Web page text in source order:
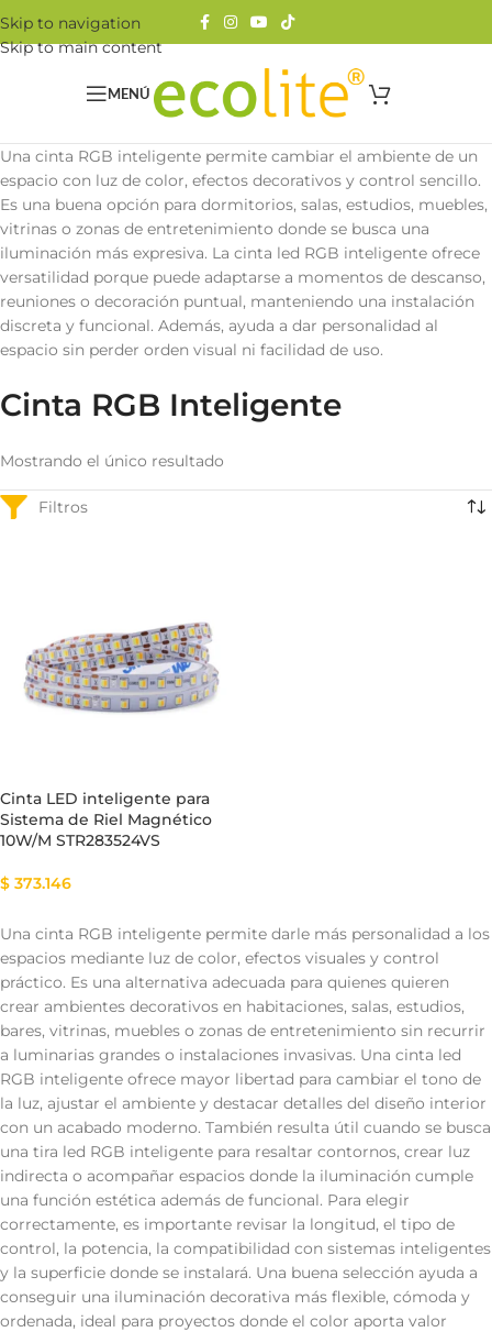
Skip to navigation
Skip to main content
MENÚ
Una cinta RGB inteligente permite cambiar el ambiente de un
espacio con luz de color, efectos decorativos y control sencillo.
Es una buena opción para dormitorios, salas, estudios, muebles,
vitrinas o zonas de entretenimiento donde se busca una
iluminación más expresiva. La cinta led RGB inteligente ofrece
versatilidad porque puede adaptarse a momentos de descanso,
reuniones o decoración puntual, manteniendo una instalación
discreta y funcional. Además, ayuda a dar personalidad al
espacio sin perder orden visual ni facilidad de uso.
Cinta RGB Inteligente
Mostrando el único resultado
Cinta LED inteligente para
Sistema de Riel Magnético
10W/M STR283524VS
$ 373.146
Una cinta RGB inteligente permite darle más personalidad a los
espacios mediante luz de color, efectos visuales y control
práctico. Es una alternativa adecuada para quienes quieren
crear ambientes decorativos en habitaciones, salas, estudios,
bares, vitrinas, muebles o zonas de entretenimiento sin recurrir
a luminarias grandes o instalaciones invasivas. Una cinta led
RGB inteligente ofrece mayor libertad para cambiar el tono de
la luz, ajustar el ambiente y destacar detalles del diseño interior
con un acabado moderno. También resulta útil cuando se busca
una tira led RGB inteligente para resaltar contornos, crear luz
indirecta o acompañar espacios donde la iluminación cumple
una función estética además de funcional. Para elegir
correctamente, es importante revisar la longitud, el tipo de
control, la potencia, la compatibilidad con sistemas inteligentes
y la superficie donde se instalará. Una buena selección ayuda a
conseguir una iluminación decorativa más flexible, cómoda y
ordenada, ideal para proyectos donde el color aporta valor